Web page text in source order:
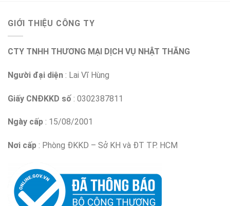
GIỚI THIỆU CÔNG TY
CTY TNHH THƯƠNG MẠI DỊCH VỤ NHẬT THĂNG
Người đại diện : Lai Vĩ Hùng
Giấy CNĐKKD số : 0302387811
Ngày cấp : 15/08/2001
Nơi cấp : Phòng ĐKKD – Sở KH và ĐT TP. HCM